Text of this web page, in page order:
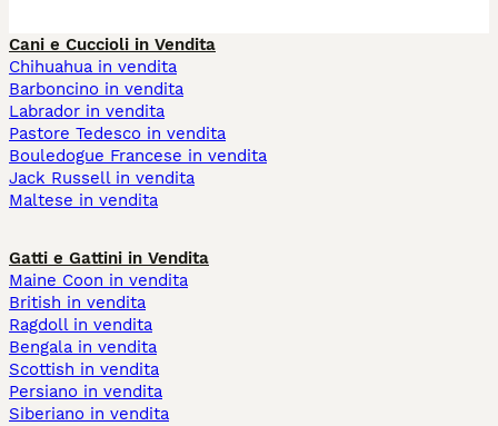
Cani e Cuccioli in Vendita
Chihuahua in vendita
Barboncino in vendita
Labrador in vendita
Pastore Tedesco in vendita
Bouledogue Francese in vendita
Jack Russell in vendita
Maltese in vendita
Gatti e Gattini in Vendita
Maine Coon in vendita
British in vendita
Ragdoll in vendita
Bengala in vendita
Scottish in vendita
Persiano in vendita
Siberiano in vendita